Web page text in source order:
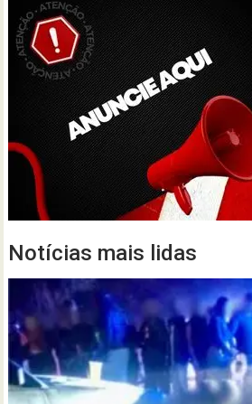
Notícias mais lidas